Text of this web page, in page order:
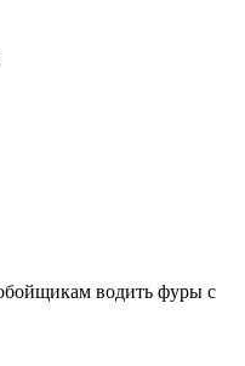
водить фуры с